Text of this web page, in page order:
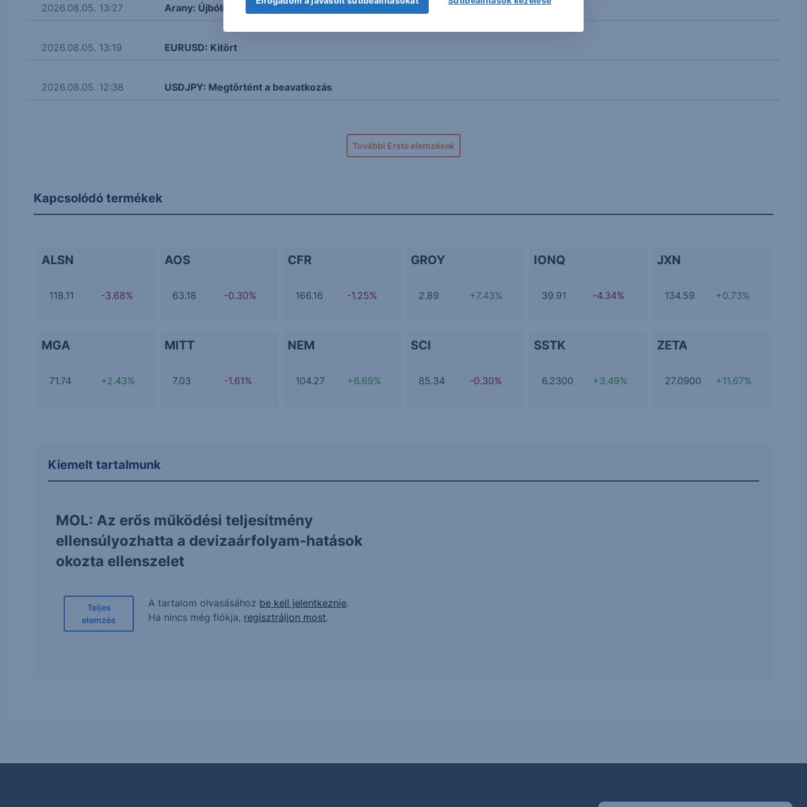
2026.08.05. 13:27 Arany: Újbóli próbálkozás
2026.08.05. 13:19 EURUSD: Kitört
2026.08.05. 12:38 USDJPY: Megtörtént a beavatkozás
További Erste elemzések
Kapcsolódó termékek
ALSN
118.11 -3.68%
AOS
63.18 -0.30%
CFR
166.16 -1.25%
GROY
2.89 +7.43%
IONQ
39.91 -4.34%
JXN
134.59 +0.73%
MGA
71.74 +2.43%
MITT
7.03 -1.61%
NEM
104.27 +6.69%
SCI
85.34 -0.30%
SSTK
6.2300 +3.49%
ZETA
27.0900 +11.67%
Kiemelt tartalmunk
MOL: Az erős működési teljesítmény
ellensúlyozhatta a devizaárfolyam-hatások
okozta ellenszelet
Teljes
elemzés
A tartalom olvasásához be kell jelentkeznie.
Ha nincs még fiókja, regisztráljon most.